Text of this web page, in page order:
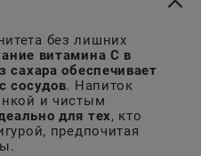
без лишних
витамина С в
сахара обеспечивает
сосудов. Напиток
и чистым
для тех, кто
предпочитая